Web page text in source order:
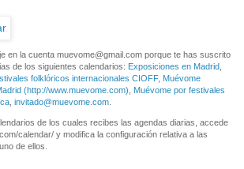
en la cuenta muevome@gmail.com porque te has suscrito
de los siguientes calendarios: Exposiciones en Madrid
folklóricos internacionales CIOFF, Muévome
(http://www.muevome.com)
Muévome por festivales
invitado@muevome.com
de los cuales recibes las agendas diarias, accede
calendar/ y modifica la configuración relativa a las
de ellos.